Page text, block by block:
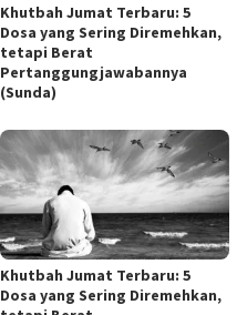
Khutbah Jumat Terbaru: 5
Dosa yang Sering Diremehkan,
tetapi Berat
Pertanggungjawabannya
(Sunda)
Khutbah Jumat Terbaru: 5
Dosa yang Sering Diremehkan,